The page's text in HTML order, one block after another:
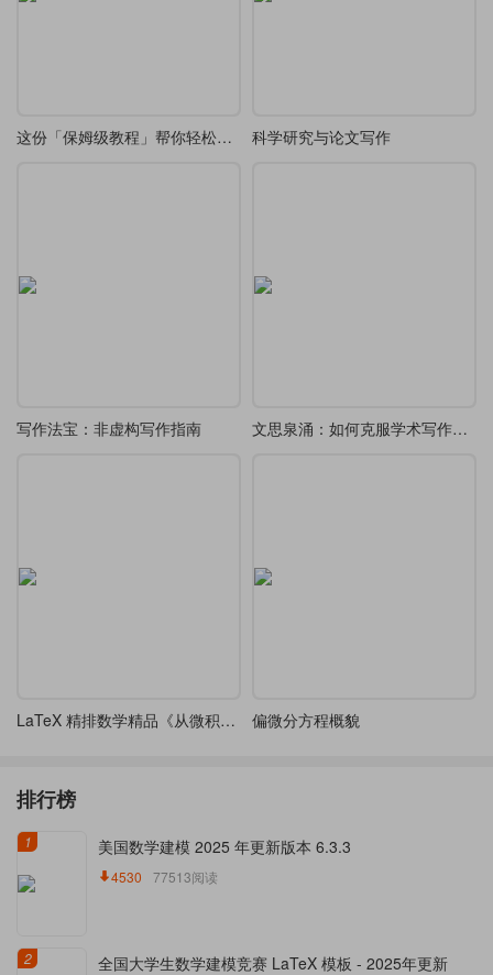
这份「保姆级教程」帮你轻松通关 LaTeX 科学研究与论文写作
写作法宝：非虚构写作指南 文思泉涌：如何克服学术写作拖延症
LaTeX 精排数学精品《从微积分到上同调平装》（From Calculus to Cohomology）-四字体可选 偏微分方程概貌
排行榜
1 美国数学建模 2025 年更新版本 6.3.3
4530 77513阅读
2 全国大学生数学建模竞赛 LaTeX 模板 - 2025年更新